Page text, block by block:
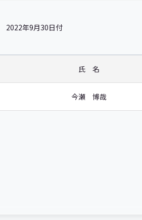
年9月30日付
氏 名
今瀬 博哉